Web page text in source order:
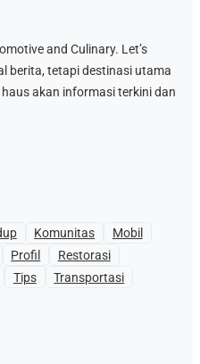
and Culinary. Let’s
berita, tetapi destinasi utama
akan informasi terkini dan
Komunitas
Mobil
Profil
Restorasi
Tips
Transportasi